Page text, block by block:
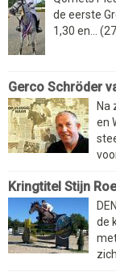
de eerste
1,30 en...
Gerco Schröder
Na
en
Kringtitel Stijn
de